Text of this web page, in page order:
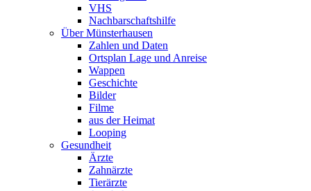
VHS
Nachbarschaftshilfe
Über Münsterhausen
Zahlen und Daten
Ortsplan Lage und Anreise
Wappen
Geschichte
Bilder
Filme
aus der Heimat
Looping
Gesundheit
Ärzte
Zahnärzte
Tierärzte